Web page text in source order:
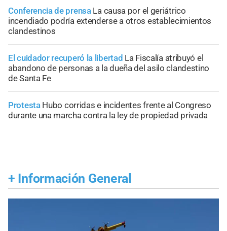
Conferencia de prensa La causa por el geriátrico
incendiado podría extenderse a otros establecimientos
clandestinos
El cuidador recuperó la libertad La Fiscalía atribuyó el
abandono de personas a la dueña del asilo clandestino
de Santa Fe
Protesta Hubo corridas e incidentes frente al Congreso
durante una marcha contra la ley de propiedad privada
+ Información General